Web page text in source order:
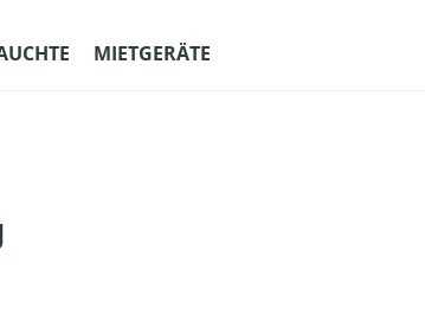
MIETGERÄTE